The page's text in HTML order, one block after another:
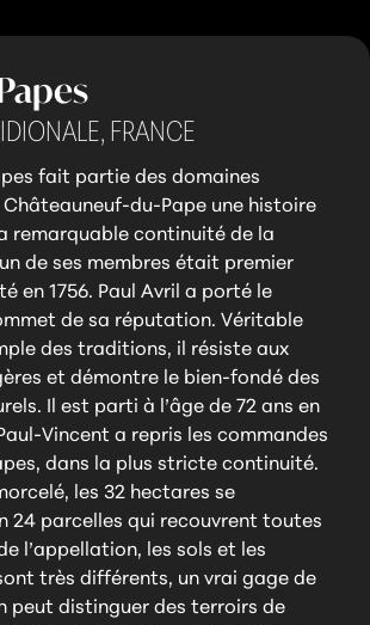
FRANCE
fait partie des domaines
du-Pape une histoire
remarquable continuité de la
de ses membres était premier
en 1756. Paul Avril a porté le
de sa réputation. Véritable
des traditions, il résiste aux
et démontre le bien-fondé des
Il est parti à l’âge de 72 ans en
Vincent a repris les commandes
dans la plus stricte continuité.
les 32 hectares se
24 parcelles qui recouvrent toutes
l’appellation, les sols et les
très différents, un vrai gage de
peut distinguer des terroirs de